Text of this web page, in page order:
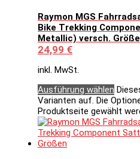
Raymon MGS
Bike Trekking
Metallic) versch.
24,99 €
inkl. MwSt.
Ausführung wählen
Varianten auf. Die
Produktseite gewählt